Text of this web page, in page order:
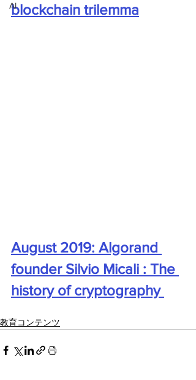
AI
blockchain trilemma
August 2019: Algorand
founder Silvio Micali : The
history of cryptography
教育コンテンツ